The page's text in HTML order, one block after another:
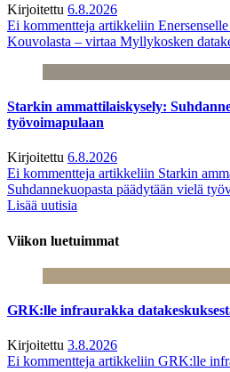
Kirjoitettu 6.8.2026
Ei kommentteja artikkeliin
Kouvolasta – virtaa Myllykosken
Starkin ammattilaiskysely:
työvoimapulaan
Kirjoitettu 6.8.2026
Ei kommentteja artikkeliin Starkin
Suhdannekuopasta päädytään vielä
Lisää uutisia
Viikon luetuimmat
GRK:lle infraurakka
Kirjoitettu 3.8.2026
Ei kommentteja artikkeliin GRK:lle